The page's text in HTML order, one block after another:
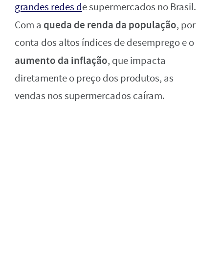
grandes redes de supermercados no Brasil.
Com a queda de renda da população, por
conta dos altos índices de desemprego e o
aumento da inflação, que impacta
diretamente o preço dos produtos, as
vendas nos supermercados caíram.